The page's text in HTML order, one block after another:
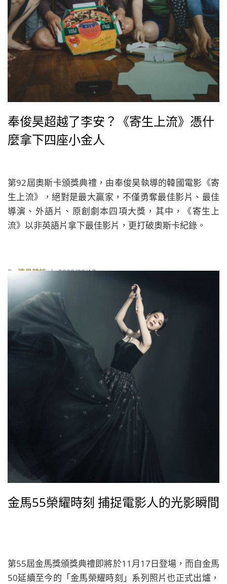
奉俊昊超越了李安？《寄生上流》憑什
麼拿下四座小金人
第92屆奧斯卡頒獎典禮，由奉俊昊執導的韓國電影《寄
生上流》，絕對是最大贏家，不僅勇奪最佳影片、最佳
導演、外語片、原創劇本四項大獎，其中，《寄生上
流》以非英語片拿下最佳影片，更打破奧斯卡紀錄。
By 遠見雜誌| 2020/02/17
金馬55榮耀時刻 捕捉電影人的光影瞬間
第55屆金馬獎頒獎典禮即將於11月17日登場，而自金馬
50延續至今的「金馬榮耀時刻」系列照片也正式出爐，